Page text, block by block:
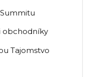
obchodníky
Tajomstvo